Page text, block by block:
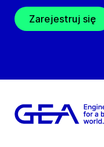
Zarejestruj się